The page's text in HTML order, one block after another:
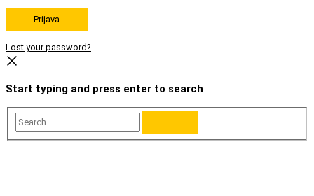
Lost your password?
Start typing and press enter to search